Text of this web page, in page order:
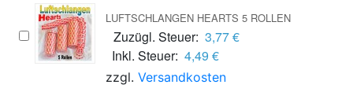
LUFTSCHLANGEN HEARTS 5 ROLLEN
Zuzügl. Steuer: 3,77 €
Inkl. Steuer: 4,49 €
zzgl. Versandkosten